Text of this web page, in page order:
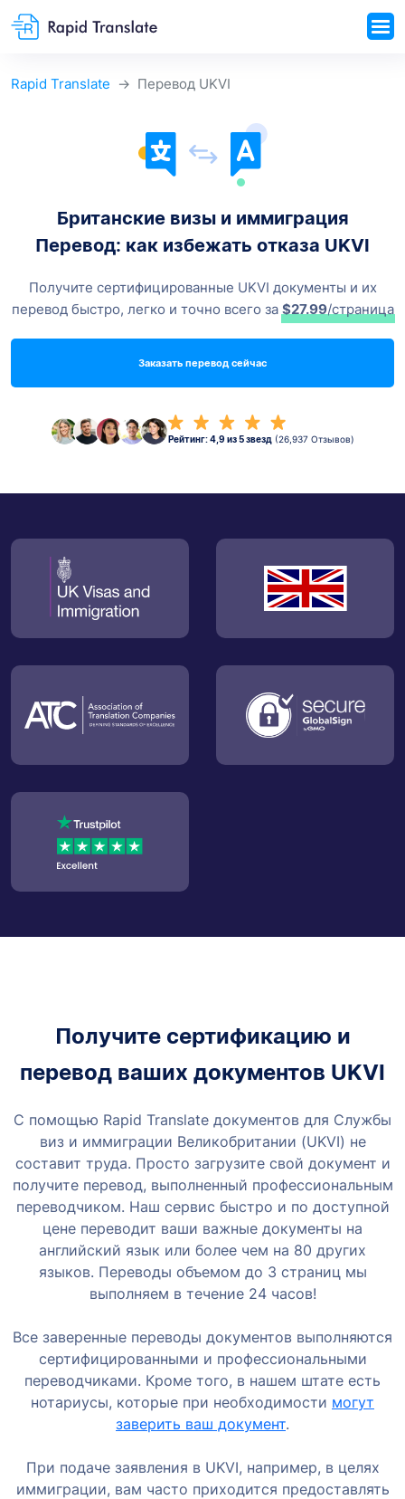
Rapid Translate Перевод UKVI
Британские визы и иммиграция
Перевод: как избежать отказа UKVI
Получите сертифицированные UKVI документы и их
перевод быстро, легко и точно всего за $27.99/страница
Заказать перевод сейчас
Рейтинг: 4,9 из 5 звезд (26,937 Отзывов)
Получите сертификацию и
перевод ваших документов UKVI
С помощью Rapid Translate документов для Службы
виз и иммиграции Великобритании (UKVI) не
составит труда. Просто загрузите свой документ и
получите перевод, выполненный профессиональным
переводчиком. Наш сервис быстро и по доступной
цене переводит ваши важные документы на
английский язык или более чем на 80 других
языков. Переводы объемом до 3 страниц мы
выполняем в течение 24 часов!
Все заверенные переводы документов выполняются
сертифицированными и профессиональными
переводчиками. Кроме того, в нашем штате есть
нотариусы, которые при необходимости могут
заверить ваш документ.
При подаче заявления в UKVI, например, в целях
иммиграции, вам часто приходится предоставлять